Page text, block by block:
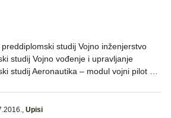
studij Vojno inženjerstvo
studij Vojno vođenje i upravljanje
studij Aeronautika – modul vojni pilot …
, Upisi